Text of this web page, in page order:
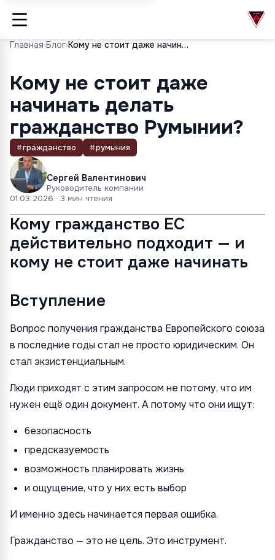
Главная›Блог› Кому не стоит даже начинать делать гражданство Румынии?
Кому не стоит даже
начинать делать
гражданство Румынии?
#гражданство #румыния
Сергей Валентинович
Руководитель компании
01.03.2026 · 3 мин чтения
Кому гражданство ЕС
действительно подходит — и
кому не стоит даже начинать
Вступление
Вопрос получения гражданства Европейского союза
в последние годы стал не просто юридическим. Он
стал экзистенциальным.
Люди приходят с этим запросом не потому, что им
нужен ещё один документ. А потому что они ищут:
безопасность
предсказуемость
возможность планировать жизнь
и ощущение, что у них есть выбор
И именно здесь начинается первая ошибка.
Гражданство — это не цель. Это инструмент.